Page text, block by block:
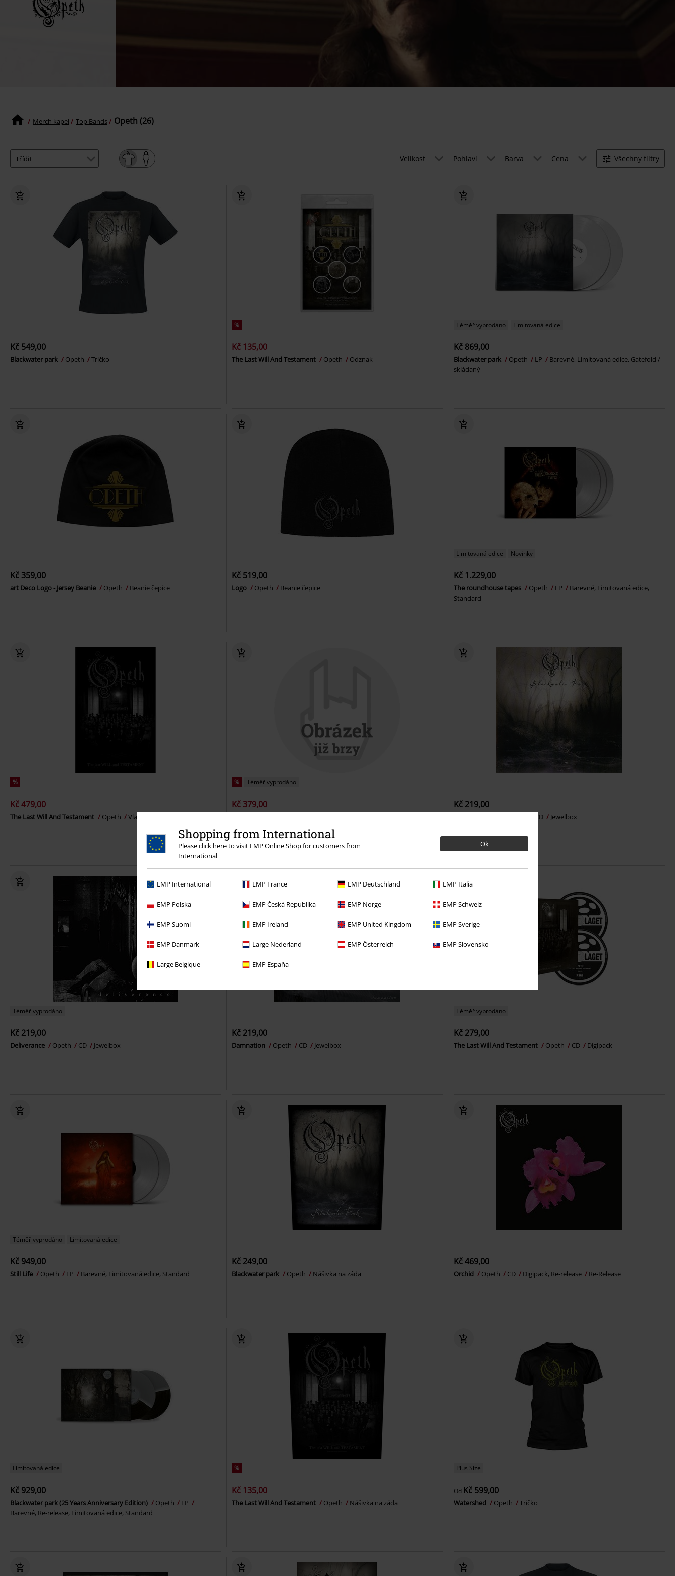
Shopping from International
Please click here to visit EMP Online Shop for customers from
International
Ok
EMP International EMP France EMP Deutschland EMP Italia
EMP Polska EMP Česká Republika EMP Norge EMP Schweiz
EMP Suomi EMP Ireland EMP United Kingdom EMP Sverige
EMP Danmark Large Nederland EMP Österreich EMP Slovensko
Large Belgique EMP España
Merch kapel Top Bands Opeth (26)
Velikost Pohlaví Barva Cena Všechny filtry
Kč 549,00
Blackwater park Opeth Tričko
%
Kč 135,00
The Last Will And Testament Opeth Odznak
Téměř vyprodáno Limitovaná edice
Kč 869,00
Blackwater park Opeth LP
Barevné, Limitovaná edice, Gatefold /
skládaný
Kč 359,00
art Deco Logo - Jersey Beanie Opeth Beanie čepice
Kč 519,00
Logo Opeth Beanie čepice
Limitovaná edice Novinky
Kč 1.229,00
The roundhouse tapes Opeth LP
Barevné, Limitovaná edice,
Standard
%
Kč 479,00
The Last Will And Testament Opeth Vlajka
% Téměř vyprodáno
Kč 379,00 Kč 219,00
CD Jewelbox
Téměř vyprodáno
Kč 219,00
Deliverance Opeth CD Jewelbox
Kč 219,00
Damnation Opeth CD Jewelbox
Téměř vyprodáno
Kč 279,00
The Last Will And Testament Opeth CD Digipack
Téměř vyprodáno Limitovaná edice
Kč 949,00
Still Life Opeth LP Barevné, Limitovaná edice, Standard
Kč 249,00
Blackwater park Opeth Nášivka na záda
Kč 469,00
Orchid Opeth CD Digipack, Re-release Re-Release
Limitovaná edice
Kč 929,00
Blackwater park (25 Years Anniversary Edition) Opeth
LP
Barevné, Re-release, Limitovaná edice, Standard
%
Kč 135,00
The Last Will And Testament Opeth Nášivka na záda
Plus Size
Od Kč 599,00
Watershed Opeth Tričko